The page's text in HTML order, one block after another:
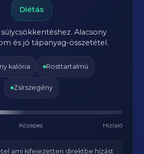
Diétás
súlycsökkentéshez. Alacsony
és jó tápanyag-összetétel.
kalória Rosttartalmú
Zsírszegény
Közepes Hizlaló
ami kifejezetten direktbe hízást